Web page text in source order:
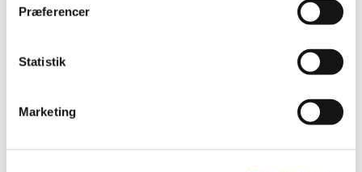
Præferencer
Statistik
Marketing